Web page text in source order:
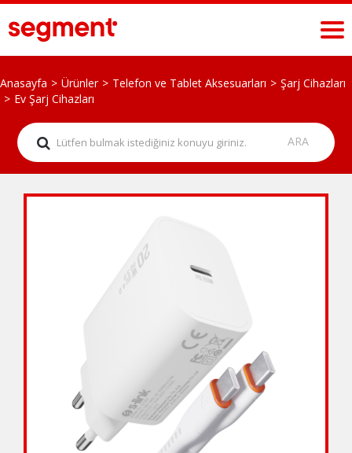
Anasayfa Ürünler Telefon ve Tablet Aksesuarları
Şarj Cihazları
Ev Şarj Cihazları